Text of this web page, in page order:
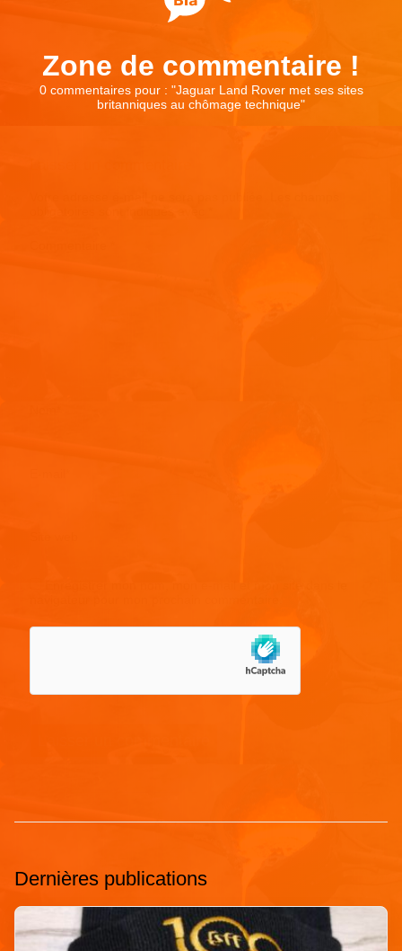
Zone de commentaire !
0 commentaires pour : "Jaguar Land Rover met ses sites
britanniques au chômage technique"
Dernières publications